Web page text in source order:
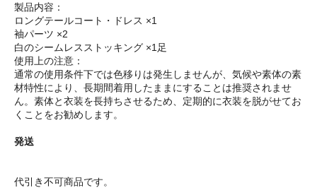
製品内容：
ロングテールコート・ドレス ×1
袖パーツ ×2
白のシームレスストッキング ×1足
使用上の注意：
通常の使用条件下では色移りは発生しませんが、気候や素体の素
材特性により、長期間着用したままにすることは推奨されませ
ん。素体と衣装を長持ちさせるため、定期的に衣装を脱がせてお
くことをお勧めします。
発送
代引き不可商品です。